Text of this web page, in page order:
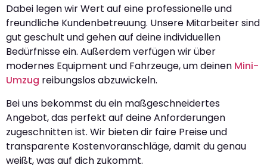
Dabei legen wir Wert auf eine professionelle und
freundliche Kundenbetreuung. Unsere Mitarbeiter sind
gut geschult und gehen auf deine individuellen
Bedürfnisse ein. Außerdem verfügen wir über
modernes Equipment und Fahrzeuge, um deinen Mini-
Umzug reibungslos abzuwickeln.
Bei uns bekommst du ein maßgeschneidertes
Angebot, das perfekt auf deine Anforderungen
zugeschnitten ist. Wir bieten dir faire Preise und
transparente Kostenvoranschläge, damit du genau
weißt, was auf dich zukommt.